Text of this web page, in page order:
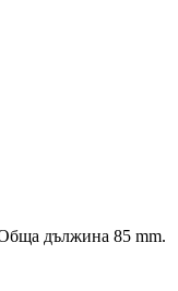
дължина 85 mm.